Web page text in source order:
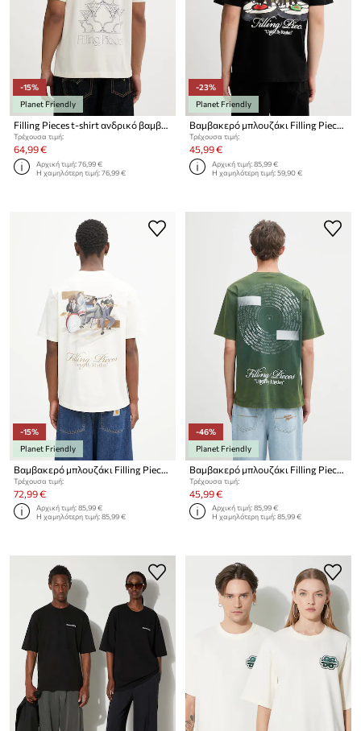
-15%
Planet Friendly
Filling Pieces t-shirt ανδρικό βαμβακερό Champagne
Τρέχουσα τιμή:
64,99 €
Αρχική τιμή:76,99 €
Η χαμηλότερη τιμή:76,99 €
-23%
Planet Friendly
Βαμβακερό μπλουζάκι Filling Pieces T-shirt DJ
Τρέχουσα τιμή:
45,99 €
Αρχική τιμή:85,99 €
Η χαμηλότερη τιμή:59,90 €
-15%
Planet Friendly
Τρέχουσα τιμή:
72,99 €
Αρχική τιμή:85,99 €
Η χαμηλότερη τιμή:85,99 €
-46%
Planet Friendly
Τρέχουσα τιμή:
45,99 €
Αρχική τιμή:85,99 €
Η χαμηλότερη τιμή:85,99 €